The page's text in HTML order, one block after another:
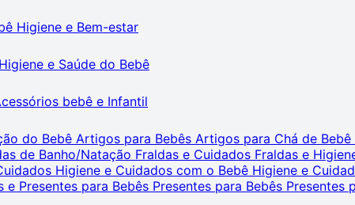
Higiene e Bem-estar
Higiene e Saúde do Bebê
bebê e Infantil
do Bebê Artigos para Bebês Artigos para Chá de Bebê
de Banho/Natação Fraldas e Cuidados Fraldas e
Higiene e Cuidados com o Bebê Higiene e
e Presentes para Bebês Presentes para Bebês Presentes